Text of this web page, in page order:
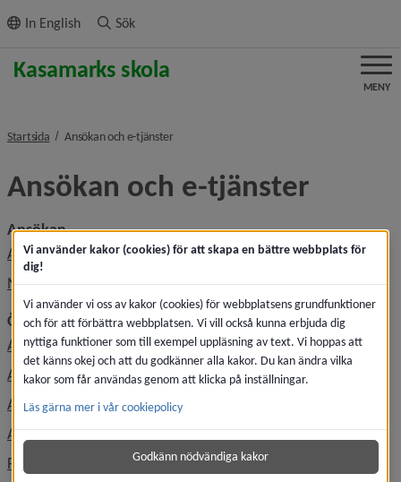
innehållet
In English Sök
MENY
Startsida Ansökan och e-tjänsternivå i brödsmulenavigeringen
Ansökan och e-tjänster
Ansökan
Ansökan, söka skola
När du fått besked om skolplacering
Övrigt
Ansöka om fritidsplats
Ansöka om modersmålsundervisning
Anmäla frånvaro i skolan
Ansökan specialkost och behovanpassade måltider
Förändring av skolgång
Vi använder kakor (cookies) för att skapa en bättre webbplats för
dig!
Vi använder vi oss av kakor (cookies) för webbplatsens grundfunktioner
och för att förbättra webbplatsen. Vi vill också kunna erbjuda dig
nyttiga funktioner som till exempel uppläsning av text. Vi hoppas att
det känns okej och att du godkänner alla kakor. Du kan ändra vilka
kakor som får användas genom att klicka på inställningar.
Läs gärna mer i vår cookiepolicy
Godkänn nödvändiga kakor